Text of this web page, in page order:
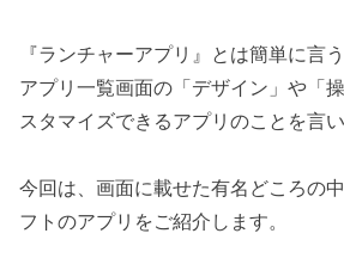
『ランチャーアプリ』とは簡単に言
アプリ一覧画面の「デザイン」や「
スタマイズできるアプリのことを言い
今回は、画面に載せた有名どころの
フトのアプリをご紹介します。